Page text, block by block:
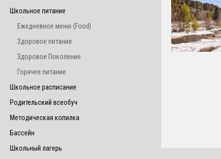
Школьное питание
Ежедневное меню (Food)
Здоровое питание
Здоровое Поколение
Горячее питание
Школьное расписание
Родительский всеобуч
Методическая копилка
Бассейн
Школьный лагерь